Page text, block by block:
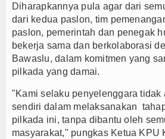
Diharapkannya pula agar dari
dari kedua paslon, tim
paslon, pemerintah dan penegak
bekerja sama dan berkolaborasi
Bawaslu, dalam komitmen yang
pilkada yang damai.
"Kami selaku penyelenggara tidak
sendiri dalam melaksanakan
pilkada ini, tanpa dibantu oleh
masyarakat," pungkas Ketua KPU